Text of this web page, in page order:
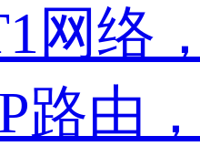
网络
路由